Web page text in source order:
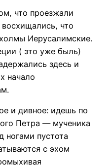
что проезжали
что
Иерусалимские.
( это уже быль)
здесь и
начало
дивное: идешь по
Петра — мученика
ногами пустота
с эхом